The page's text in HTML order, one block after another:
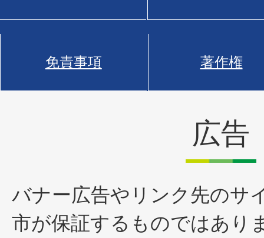
免責事項 著作権
広告
バナー広告やリンク先のサ
市が保証するものではあり